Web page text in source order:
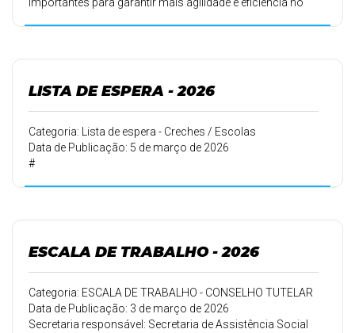
LISTA DE ESPERA - 2026
Categoria: Lista de espera - Creches / Escolas
Data de Publicação: 5 de março de 2026
#
ESCALA DE TRABALHO - 2026
Categoria: ESCALA DE TRABALHO - CONSELHO TUTELAR
Data de Publicação: 3 de março de 2026
Secretaria responsável: Secretaria de Assistência Social